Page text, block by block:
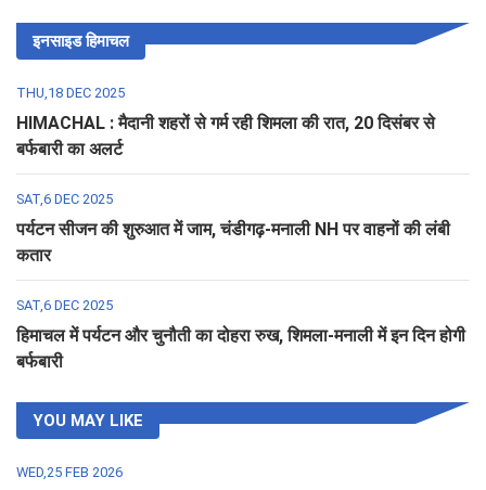
इनसाइड हिमाचल
THU,18 DEC 2025
HIMACHAL : मैदानी शहरों से गर्म रही शिमला की रात, 20 दिसंबर से
बर्फबारी का अलर्ट
SAT,6 DEC 2025
पर्यटन सीजन की शुरुआत में जाम, चंडीगढ़-मनाली NH पर वाहनों की लंबी
कतार
SAT,6 DEC 2025
हिमाचल में पर्यटन और चुनौती का दोहरा रुख, शिमला-मनाली में इन दिन होगी
बर्फबारी
YOU MAY LIKE
WED,25 FEB 2026